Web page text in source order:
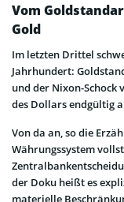
Vom
Gold
Im letzten Drittel
Jahrhundert:
und der Nixon-Schock
des Dollars endgültig
Von da an, so die
Währungssystem
der Doku heißt es
materielle